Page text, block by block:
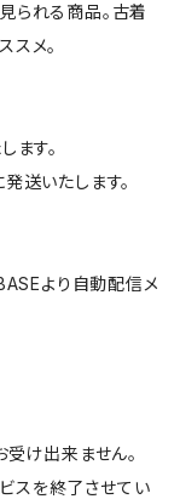
られる商品。古着
メ。
ます。
送いたします。
より自動配信メ
受け出来ません。
スを終了させてい